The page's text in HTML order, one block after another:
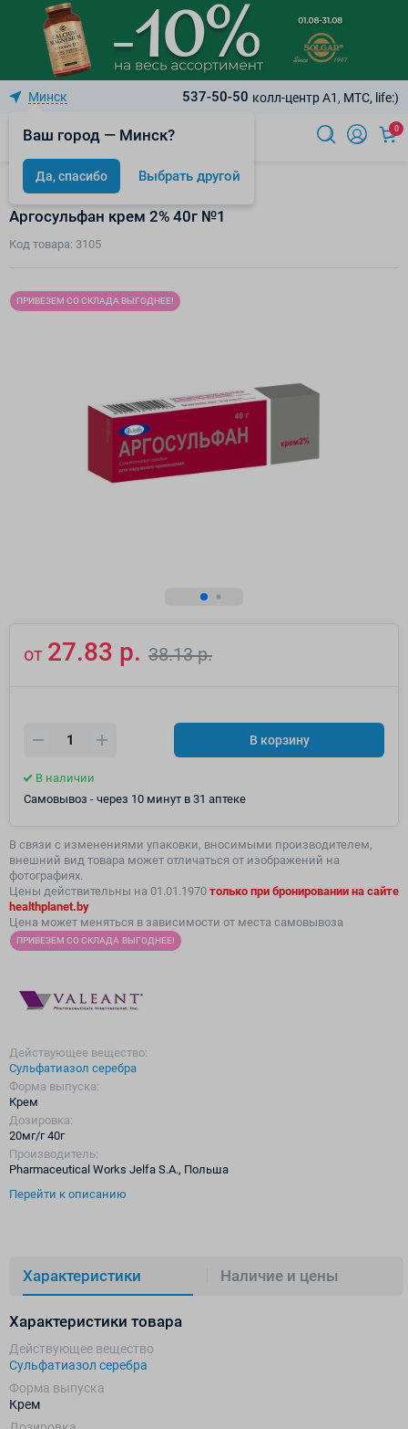
Минск
Ваш город — Минск?
Да, спасибо Выбрать другой
537-50-50 колл-центр A1, МТС, life:)
0
Лечение ожогов, ран и пролежней
Аргосульфан крем 2% 40г №1
Код товара: 3105
ПРИВЕЗЕМ СО СКЛАДА ВЫГОДНЕЕ!
ПРИВЕЗЕМ СО СКЛАДА ВЫГОДНЕЕ!
Действующее вещество:
Сульфатиазол серебра
Форма выпуска:
Крем
Дозировка:
20мг/г 40г
Производитель:
Pharmaceutical Works Jelfa S.A., Польша
Перейти к описанию
от 27.83 р. 38.13 р.
В корзину
В наличии
Самовывоз - через 10 минут в 31 аптеке
В связи с изменениями упаковки, вносимыми производителем,
внешний вид товара может отличаться от изображений на
фотографиях.
Цены действительны на 01.01.1970 только при бронировании на сайте
healthplanet.by
Цена может меняться в зависимости от места самовывоза
Характеристики Наличие и цены
Характеристики товара
Действующее вещество
Сульфатиазол серебра
Форма выпуска
Крем